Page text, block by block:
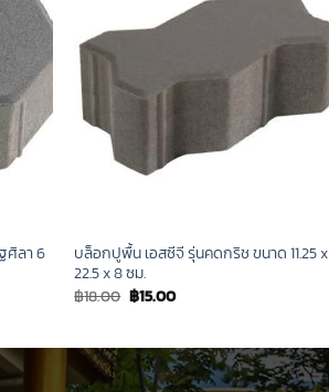
ศิลา 6
บล็อกปูพื้น เอสซีจี รุ่นคดกริช ขนาด 11.25 x
22.5 x 8 ซม.
฿18.00 Original
price
฿15.00Current